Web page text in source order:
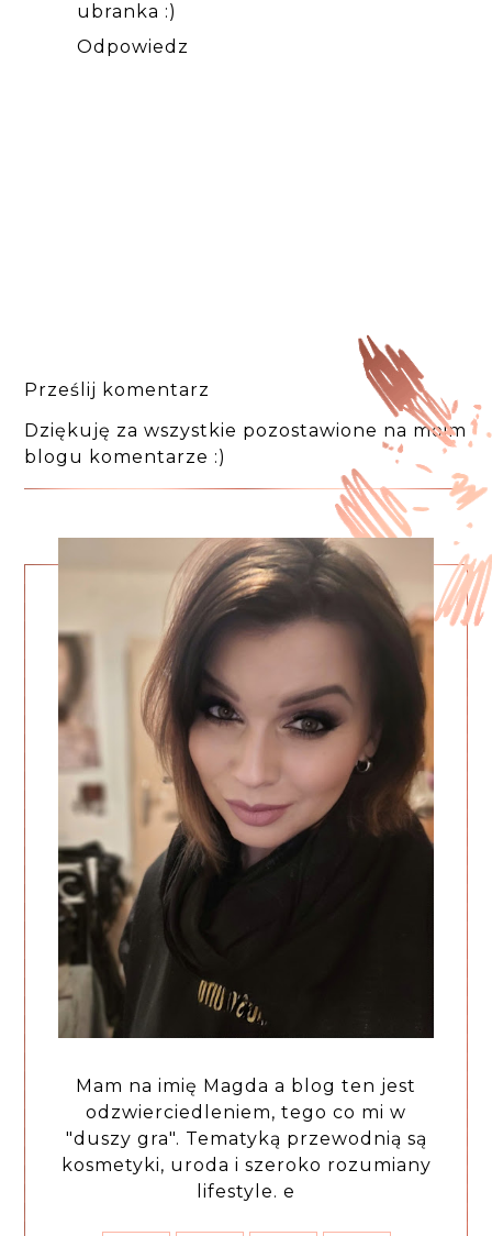
ubranka :)
Odpowiedz
Prześlij komentarz
Dziękuję za wszystkie pozostawione na moim
blogu komentarze :)
Mam na imię Magda a blog ten jest
odzwierciedleniem, tego co mi w
"duszy gra". Tematyką przewodnią są
kosmetyki, uroda i szeroko rozumiany
lifestyle. e